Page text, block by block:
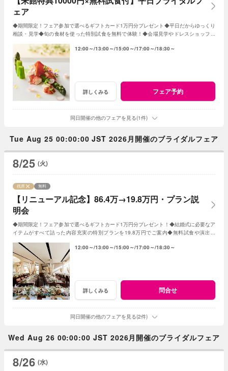
ェア
◆期間限定！フェア参加で選べるギフトカード1万円分プレゼント◆平日だからゆっくり
相談・見学◆旬の食材を使った特別試食を無料で体験！◆会場見学やドレスショップ見
12:00～ 13:00～ 15:00～ 17:00～ 18:30～
詳しくみる フェア予約
同日開催の他のフェアを見る(1件)
Tue Aug 25 00:00:00 JST 2026月開催のブライダルフェア
8/25 (火)
【リニューアル記念】86.4万→19.8万円・プラン説
明会
残席 無料
◆期間限定！フェア参加で選べるギフトカード1万円分プレゼント！◆結婚式に必要なア
イテムがすべて詰った内容充実の特別プランを19.8万円でご案内◆無料試食や演出体
12:00～ 13:00～ 15:00～ 17:00～ 18:30～
詳しくみる 問合せ
同日開催の他のフェアを見る(2件)
Wed Aug 26 00:00:00 JST 2026月開催のブライダルフェア
8/26 (水)